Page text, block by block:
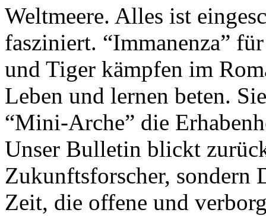
Weltmeere. Alles ist
fasziniert. “Immanenza”
und Tiger kämpfen im
Leben und lernen beten.
“Mini-Arche” die
Unser Bulletin blickt
Zukunftsforscher, sondern
Zeit, die offene und